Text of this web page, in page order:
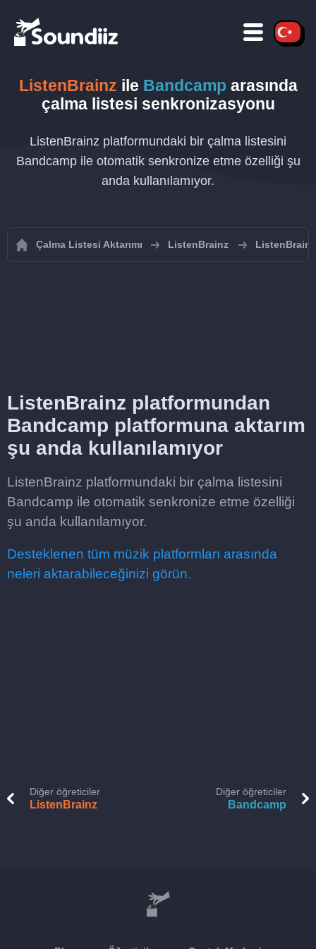
ListenBrainz ile Bandcamp arasında
çalma listesi senkronizasyonu
ListenBrainz platformundaki bir çalma listesini
Bandcamp ile otomatik senkronize etme özelliği şu
anda kullanılamıyor.
Çalma Listesi Aktarımı ListenBrainz
ListenBrainz platformundan
Bandcamp platformuna aktarım
şu anda kullanılamıyor
ListenBrainz platformundaki bir çalma listesini
Bandcamp ile otomatik senkronize etme özelliği
şu anda kullanılamıyor.
Desteklenen tüm müzik platformları arasında
neleri aktarabileceğinizi görün.
Diğer öğreticiler
ListenBrainz
Diğer öğreticiler
Bandcamp